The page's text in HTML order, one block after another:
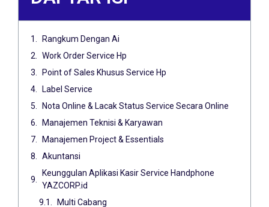
Rangkum Dengan Ai
Work Order Service Hp
Point of Sales Khusus Service Hp
Label Service
Nota Online & Lacak Status Service Secara Online
Manajemen Teknisi & Karyawan
Manajemen Project & Essentials
Akuntansi
Keunggulan Aplikasi Kasir Service Handphone
YAZCORP.id
Multi Cabang